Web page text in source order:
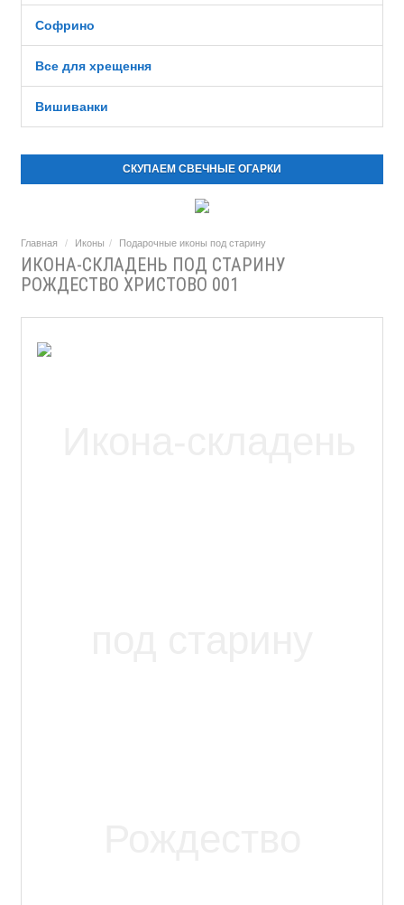
Софрино
Все для хрещення
Вишиванки
СКУПАЕМ СВЕЧНЫЕ ОГАРКИ
Главная Иконы Подарочные иконы под старину
ИКОНА-СКЛАДЕНЬ ПОД СТАРИНУ
РОЖДЕСТВО ХРИСТОВО 001